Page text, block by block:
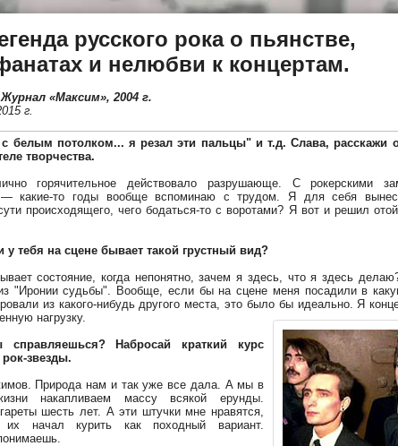
русского рока о пьянстве,
и нелюбви к концертам.
Журнал «Максим», 2004 г.
г.
белым потолком... я резал эти пальцы" и т.д. Слава, расскажи
творчества.
горячительное действовало разрушающе. С рокерскими
— какие-то годы вообще вспоминаю с трудом. Я для себя
происходящего, чего бодаться-то с воротами? Я вот и решил
у тебя на сцене бывает такой грустный вид?
состояние, когда непонятно, зачем я здесь, что я здесь
"Иронии судьбы". Вообще, если бы на сцене меня посадили в
из какого-нибудь другого места, это было бы идеально. Я
нагрузку.
Набросай краткий курс
звезды.
Природа нам и так уже все дала. А мы в
накапливаем массу всякой ерунды.
шесть лет. А эти штучки мне нравятся,
начал курить как походный вариант.